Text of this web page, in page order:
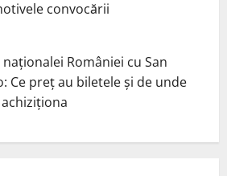
convocării
României cu San
Ce preț au biletele și de unde